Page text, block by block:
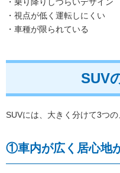
・視点が低く運転しにくい
・車種が限られている
SUV
SUVには、大きく分けて3つの
①車内が広く居心地